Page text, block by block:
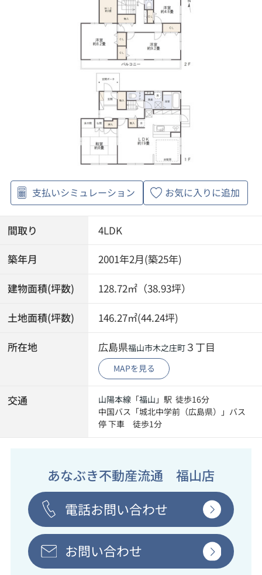
支払いシミュレーション お気に入りに追加
間取り 4LDK
築年月 2001年2月(築25年)
建物面積(坪数) 128.72㎡（38.93坪）
土地面積(坪数) 146.27㎡(44.24坪)
所在地 広島県福山市木之庄町 ３丁目
MAPを見る
交通 山陽本線 「福山 」駅 徒歩16分
中国バス「城北中学前（広島県）」バス
停 下車 徒歩1分
あなぶき不動産流通 福山店
電話お問い合わせ
お問い合わせ